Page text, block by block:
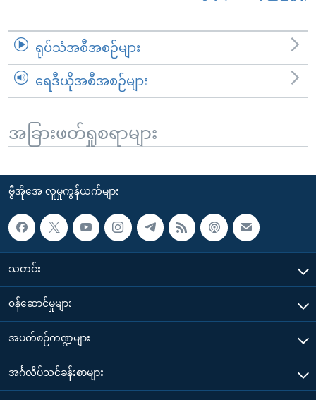
ရုပ်သံအစီအစဉ်များ
ရေဒီယိုအစီအစဉ်များ
အခြားဖတ်ရှုစရာများ
ဗွီအိုအေ လူမှုကွန်ယက်များ
သတင်း
၀န်ဆောင်မှုများ
အပတ်စဉ်ကဏ္ဍများ
အင်္ဂလိပ်သင်ခန်းစာများ